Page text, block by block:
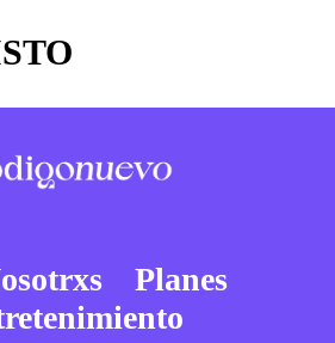
Planes